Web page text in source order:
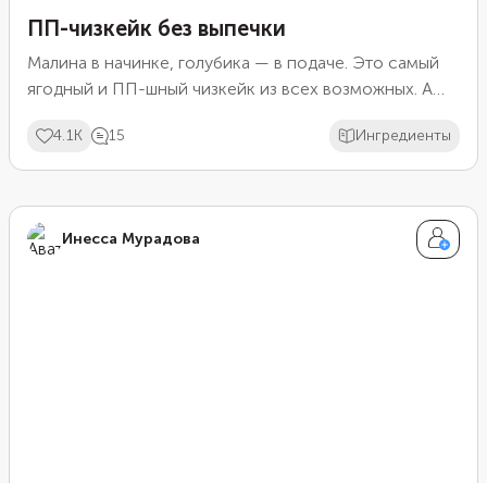
ПП-чизкейк без выпечки
Малина в начинке, голубика — в подаче. Это самый
ягодный и ПП-шный чизкейк из всех возможных. А
ингредиенты и оставьте десерт застывать на ночь.
Утром останется только подать вкусный завтрак к
4.1K 15 Ингредиенты
Инесса Мурадова